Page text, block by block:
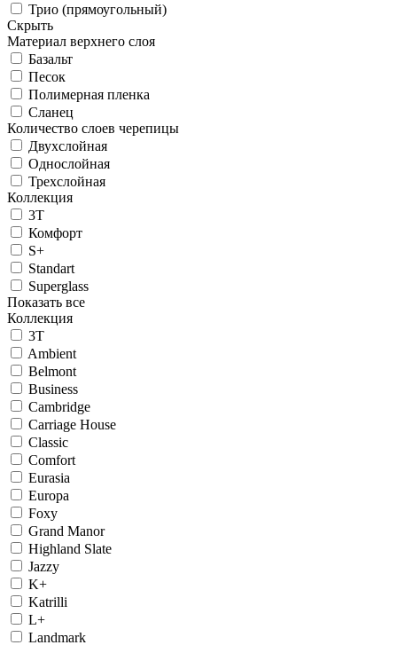
Трио (прямоугольный)
Скрыть
Материал верхнего слоя
Базальт
Песок
Полимерная пленка
Сланец
Количество слоев черепицы
Двухслойная
Однослойная
Трехслойная
Коллекция
3T
Комфорт
S+
Standart
Superglass
Показать все
Коллекция
3T
Ambient
Belmont
Business
Cambridge
Carriage House
Classic
Comfort
Eurasia
Europa
Foxy
Grand Manor
Highland Slate
Jazzy
K+
Katrilli
L+
Landmark